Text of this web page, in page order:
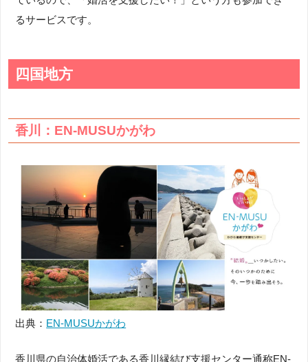
るサービスです。
四国地方
香川：EN-MUSUかがわ
出典： EN-MUSUかがわ
香川県の自治体婚活である香川縁結び支援センター通称EN-